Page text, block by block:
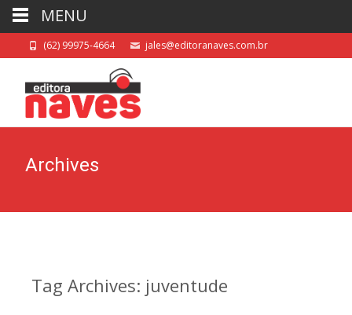
(62) 99975-4664 jales@editoranaves.com.br
Archives
Tag Archives: juventude
MENU